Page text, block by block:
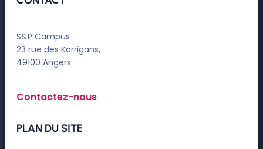
S&P Campus
23 rue des Korrigans,
49100 Angers
Contactez-nous
PLAN DU SITE